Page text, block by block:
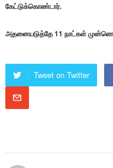
கேட்டுக்கொண்டார்.
அதனையடுத்தே 11 நாட்கள்
Tweet on Twitter